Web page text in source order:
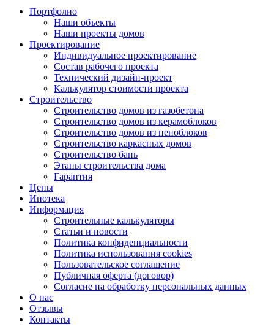
Портфолио
Наши объекты
Наши проекты домов
Проектирование
Индивидуальное проектирование
Состав рабочего проекта
Технический дизайн-проект
Калькулятор стоимости проекта
Строительство
Строительство домов из газобетона
Строительство домов из керамоблоков
Строительство домов из пеноблоков
Строительство каркасных домов
Строительство бань
Этапы строительства дома
Гарантия
Цены
Ипотека
Информация
Строительные калькуляторы
Статьи и новости
Политика конфиденциальности
Политика использования cookies
Пользовательское соглашение
Публичная оферта (договор)
Согласие на обработку персональных данных
О нас
Отзывы
Контакты